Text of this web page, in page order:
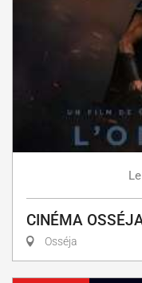
Le
CINÉMA
Osséja